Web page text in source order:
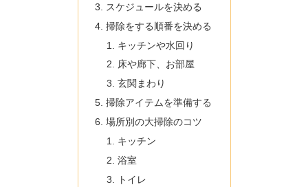
スケジュールを決める
掃除をする順番を決める
キッチンや水回り
床や廊下、お部屋
玄関まわり
掃除アイテムを準備する
場所別の大掃除のコツ
キッチン
浴室
トイレ